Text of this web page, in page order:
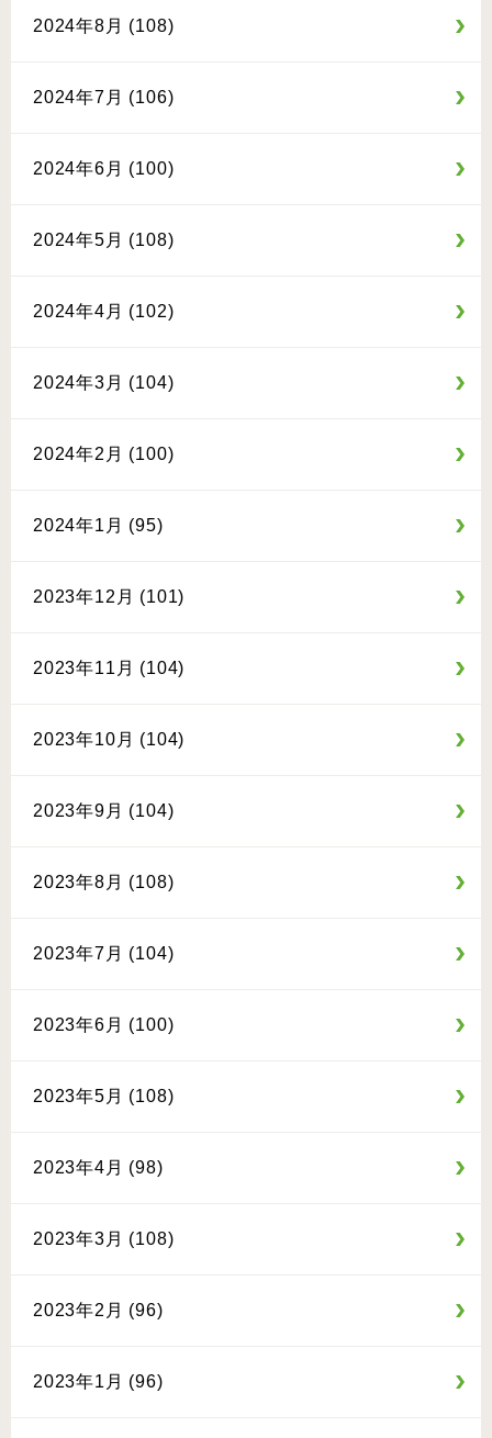
2024年8月 (108)
2024年7月 (106)
2024年6月 (100)
2024年5月 (108)
2024年4月 (102)
2024年3月 (104)
2024年2月 (100)
2024年1月 (95)
2023年12月 (101)
2023年11月 (104)
2023年10月 (104)
2023年9月 (104)
2023年8月 (108)
2023年7月 (104)
2023年6月 (100)
2023年5月 (108)
2023年4月 (98)
2023年3月 (108)
2023年2月 (96)
2023年1月 (96)